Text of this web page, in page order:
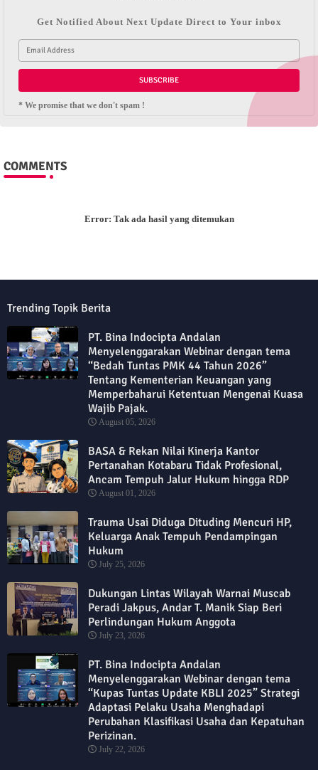
Get Notified About Next Update Direct to Your inbox
* We promise that we don't spam !
COMMENTS
Error: Tak ada hasil yang ditemukan
Trending Topik Berita
PT. Bina Indocipta Andalan
Menyelenggarakan Webinar dengan tema
“Bedah Tuntas PMK 44 Tahun 2026”
Tentang Kementerian Keuangan yang
Memperbaharui Ketentuan Mengenai Kuasa
Wajib Pajak.
August 05, 2026
BASA & Rekan Nilai Kinerja Kantor
Pertanahan Kotabaru Tidak Profesional,
Ancam Tempuh Jalur Hukum hingga RDP
August 01, 2026
Trauma Usai Diduga Dituding Mencuri HP,
Keluarga Anak Tempuh Pendampingan
Hukum
July 25, 2026
Dukungan Lintas Wilayah Warnai Muscab
Peradi Jakpus, Andar T. Manik Siap Beri
Perlindungan Hukum Anggota
July 23, 2026
PT. Bina Indocipta Andalan
Menyelenggarakan Webinar dengan tema
“Kupas Tuntas Update KBLI 2025” Strategi
Adaptasi Pelaku Usaha Menghadapi
Perubahan Klasifikasi Usaha dan Kepatuhan
Perizinan.
July 22, 2026